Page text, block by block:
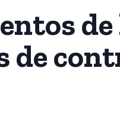
de